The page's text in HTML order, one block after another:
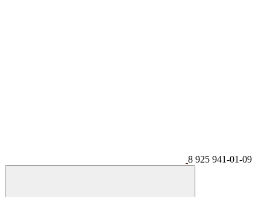
8 925 941-01-09